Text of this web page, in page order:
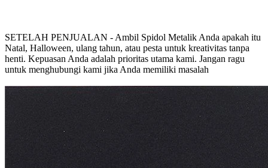
SETELAH PENJUALAN - Ambil Spidol Metalik Anda apakah itu
Natal, Halloween, ulang tahun, atau pesta untuk kreativitas tanpa
henti. Kepuasan Anda adalah prioritas utama kami. Jangan ragu
untuk menghubungi kami jika Anda memiliki masalah